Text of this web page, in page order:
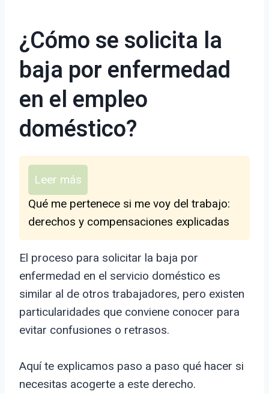
¿Cómo se solicita la
baja por enfermedad
en el empleo
doméstico?
Leer más
Qué me pertenece si me voy del trabajo:
derechos y compensaciones explicadas
El proceso para solicitar la baja por
enfermedad en el servicio doméstico es
similar al de otros trabajadores, pero existen
particularidades que conviene conocer para
evitar confusiones o retrasos.
Aquí te explicamos paso a paso qué hacer si
necesitas acogerte a este derecho.